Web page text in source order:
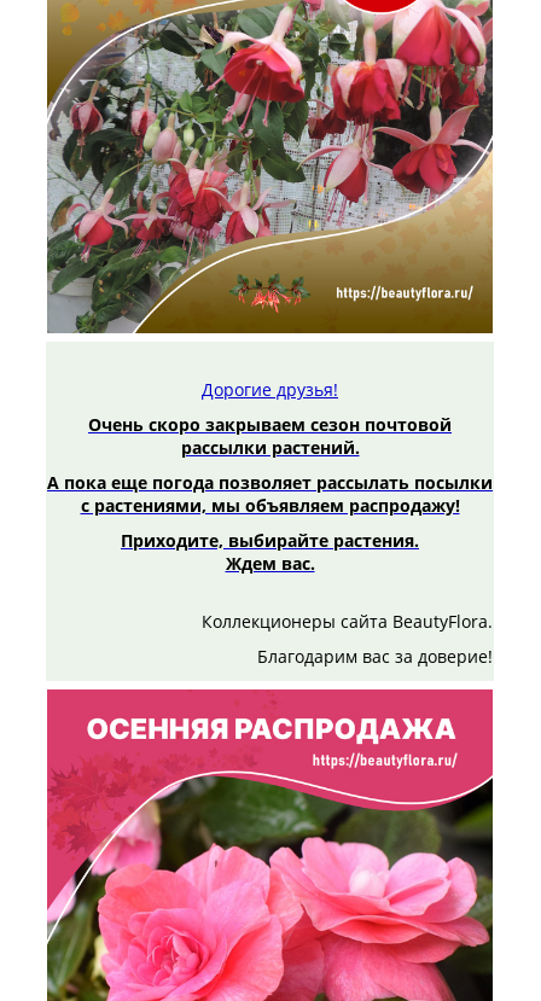
Дорогие друзья!
Очень скоро закрываем сезон почтовой
рассылки растений.
А пока еще погода позволяет рассылать посылки
с растениями, мы объявляем распродажу!
Приходите, выбирайте растения.
Ждем вас.
Коллекционеры сайта BeautyFlora.
Благодарим вас за доверие!